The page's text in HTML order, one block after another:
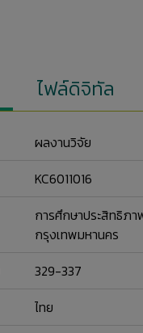
ไฟล์ดิจิทัล
ผลงานวิจัย
KC6011016
การศึกษาประสิทธิภ
กรุงเทพมหานคร
329-337
ไทย